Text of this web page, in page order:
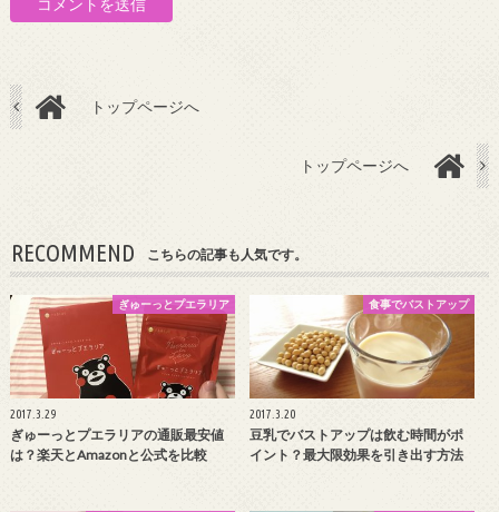
トップページへ
トップページへ
RECOMMEND こちらの記事も人気です。
ぎゅーっとプエラリア
2017.3.29
ぎゅーっとプエラリアの通販最安値
は？楽天とAmazonと公式を比較
食事でバストアップ
2017.3.20
豆乳でバストアップは飲む時間がポ
イント？最大限効果を引き出す方法